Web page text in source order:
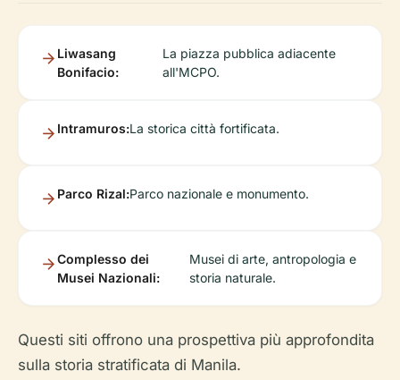
Liwasang
Bonifacio:
La piazza pubblica adiacente
all'MCPO.
Intramuros:La storica città fortificata.
Parco Rizal:Parco nazionale e monumento.
Complesso dei
Musei Nazionali:
Musei di arte, antropologia e
storia naturale.
Questi siti offrono una prospettiva più approfondita
sulla storia stratificata di Manila.